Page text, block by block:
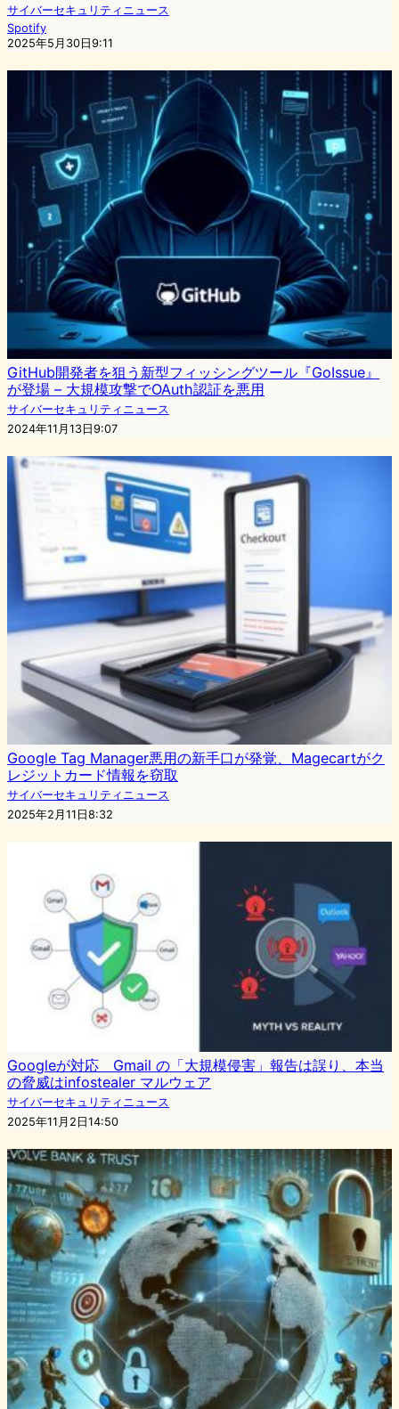
サイバーセキュリティニュース
Spotify
2025年5月30日9:11
GitHub開発者を狙う新型フィッシングツール『GoIssue』
が登場 – 大規模攻撃でOAuth認証を悪用
サイバーセキュリティニュース
2024年11月13日9:07
Google Tag Manager悪用の新手口が発覚、Magecartがク
レジットカード情報を窃取
サイバーセキュリティニュース
2025年2月11日8:32
Googleが対応 Gmail の「大規模侵害」報告は誤り、本当
の脅威はinfostealer マルウェア
サイバーセキュリティニュース
2025年11月2日14:50